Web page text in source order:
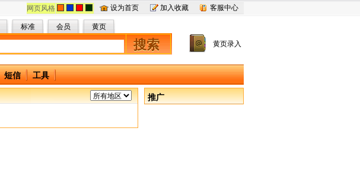
设为首页 加入收藏 客服中心
网页风格
标准 会员 黄页
搜索 黄页录入
短信 工具
推广